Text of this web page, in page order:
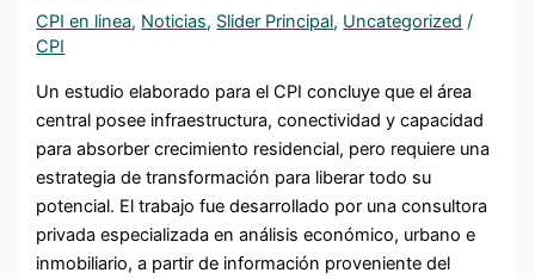
CPI en linea, Noticias, Slider Principal, Uncategorized /
CPI
Un estudio elaborado para el CPI concluye que el área
central posee infraestructura, conectividad y capacidad
para absorber crecimiento residencial, pero requiere una
estrategia de transformación para liberar todo su
potencial. El trabajo fue desarrollado por una consultora
privada especializada en análisis económico, urbano e
inmobiliario, a partir de información proveniente del